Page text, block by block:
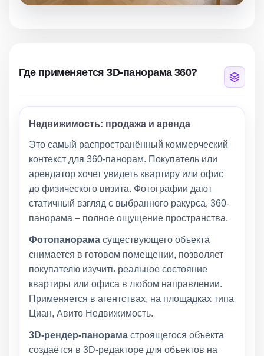
Где применяется 3D-панорама 360?
Недвижимость: продажа и аренда
Это самый распространённый коммерческий
контекст для 360-панорам. Покупатель или
арендатор хочет увидеть квартиру или офис
до физического визита. Фотографии дают
статичный взгляд с выбранного ракурса, 360-
панорама – полное ощущение пространства.
Фотопанорама существующего объекта
снимается в готовом помещении, позволяет
покупателю изучить реальное состояние
квартиры или офиса в любом направлении.
Применяется в агентствах, на площадках типа
Циан, Авито Недвижимость.
3D-рендер-панорама строящегося объекта
создаётся в 3D-редакторе для объектов на